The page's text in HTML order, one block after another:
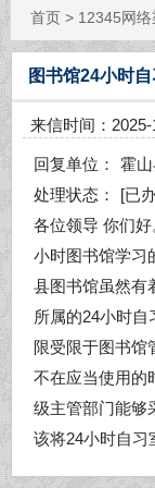
首页 > 12345网络
图书馆24小时
来信时间：
回复单位：
霍
处理状态：
[已
各位领导 你们
小时图书馆学习
县图书馆虽然有
所属的24小时自
限受限于图书馆
不在应当使用的
级主管部门能够
该将24小时自习